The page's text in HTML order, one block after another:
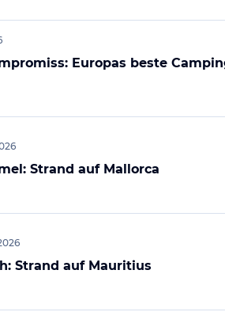
Europas beste
Strand auf Mallorca
Strand auf Mauritius